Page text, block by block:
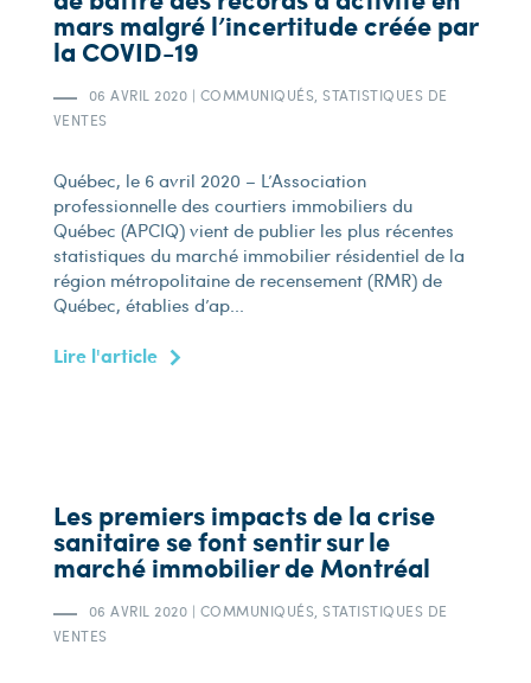
mars malgré l’incertitude créée par
la COVID-19
06 AVRIL 2020 | COMMUNIQUÉS, STATISTIQUES DE
VENTES
Québec, le 6 avril 2020 – L’Association
professionnelle des courtiers immobiliers du
Québec (APCIQ) vient de publier les plus récentes
statistiques du marché immobilier résidentiel de la
région métropolitaine de recensement (RMR) de
Québec, établies d’ap...
Lire l'article
Les premiers impacts de la crise
sanitaire se font sentir sur le
marché immobilier de Montréal
06 AVRIL 2020 | COMMUNIQUÉS, STATISTIQUES DE
VENTES